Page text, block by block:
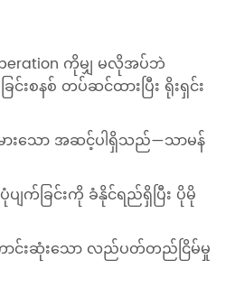
ကိုမျှ မလိုအပ်ဘဲ
နစ် တပ်ဆင်ထားပြီး ရိုးရှင်း
ားသော အဆင့်ပါရှိသည်—သာမန်
ပျက်ခြင်းကို ခံနိုင်ရည်ရှိပြီး ပိုမို
ာင်းဆုံးသော လည်ပတ်တည်ငြိမ်မှု